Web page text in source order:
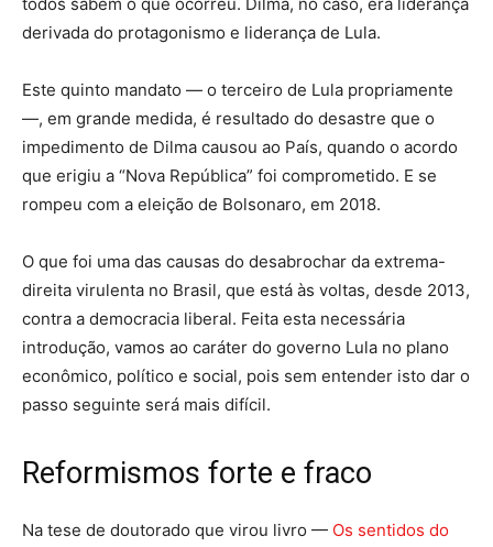
todos sabem o que ocorreu. Dilma, no caso, era liderança
derivada do protagonismo e liderança de Lula.
Este quinto mandato — o terceiro de Lula propriamente
—, em grande medida, é resultado do desastre que o
impedimento de Dilma causou ao País, quando o acordo
que erigiu a “Nova República” foi comprometido. E se
rompeu com a eleição de Bolsonaro, em 2018.
O que foi uma das causas do desabrochar da extrema-
direita virulenta no Brasil, que está às voltas, desde 2013,
contra a democracia liberal. Feita esta necessária
introdução, vamos ao caráter do governo Lula no plano
econômico, político e social, pois sem entender isto dar o
passo seguinte será mais difícil.
Reformismos forte e fraco
Na tese de doutorado que virou livro — Os sentidos do